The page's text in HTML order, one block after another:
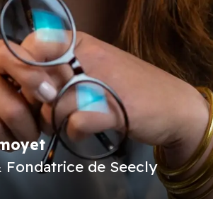
Fondatrice de Seecly